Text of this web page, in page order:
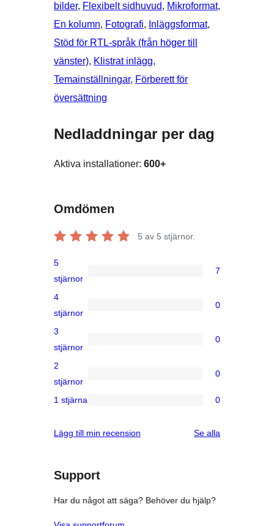
bilder, Flexibelt sidhuvud, Mikroformat
En kolumn, Fotografi, Inläggsformat
Stöd för RTL-språk (från höger till
vänster), Klistrat inlägg
Temainställningar, Förberett för
översättning
Nedladdningar per dag
Aktiva installationer: 600+
Omdömen
5 av 5 stjärnor.
7
5-
stjärniga
5
stjärnor
7
0
4-
stjärniga
4
stjärnor
0
0
3-
stjärniga
3
stjärnor
0
0
2-
recensioner
2
stjärnor
0
stjärniga
1 stjärna 0
Lägg till min recension Se alla
Support
Har du något att säga? Behöver du hjälp?